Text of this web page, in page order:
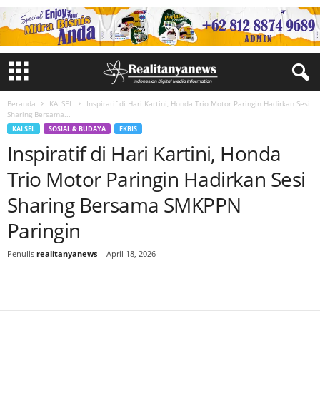
Beranda KALSEL
Inspiratif di Hari Kartini, Honda Trio Motor Paringin Hadirkan Sesi
Sharing Bersama...
KALSEL SOSIAL & BUDAYA EKBIS
Inspiratif di Hari Kartini, Honda
Trio Motor Paringin Hadirkan Sesi
Sharing Bersama SMKPPN
Paringin
Penulis realitanyanews - April 18, 2026